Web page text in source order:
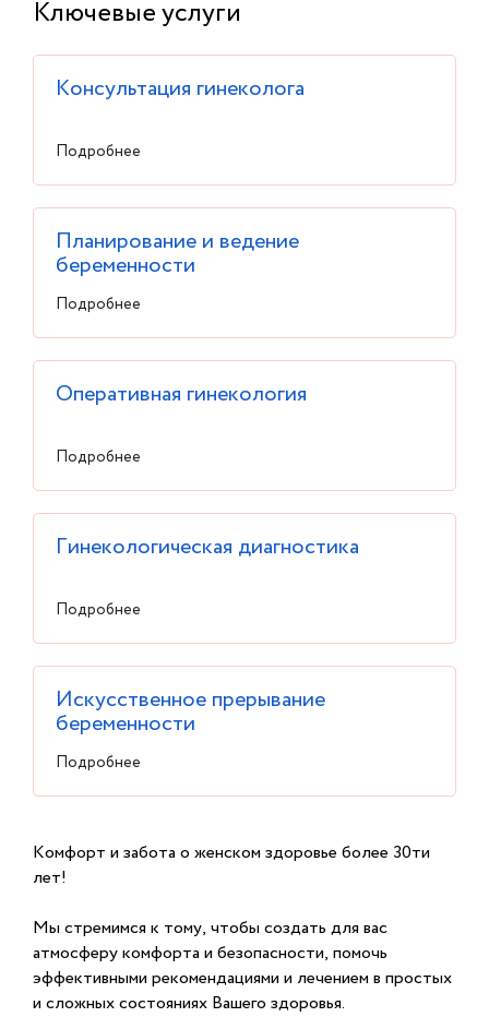
Ключевые услуги
Консультация гинеколога
Подробнее
Планирование и ведение
беременности
Подробнее
Оперативная гинекология
Подробнее
Гинекологическая диагностика
Подробнее
Искусственное прерывание
беременности
Подробнее
Комфорт и забота о женском здоровье более 30ти
лет!
Мы стремимся к тому, чтобы создать для вас
атмосферу комфорта и безопасности, помочь
эффективными рекомендациями и лечением в простых
и сложных состояниях Вашего здоровья.